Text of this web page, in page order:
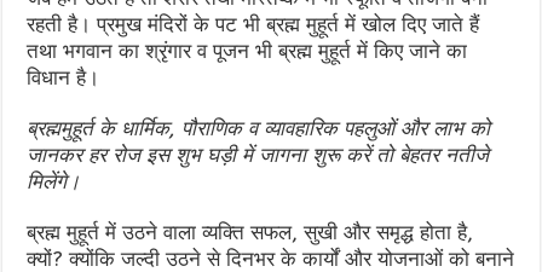
रहती है। प्रमुख मंदिरों के पट भी ब्रह्म मुहूर्त में खोल दिए जाते हैं
तथा भगवान का श्रृंगार व पूजन भी ब्रह्म मुहूर्त में किए जाने का
विधान है।
ब्रह्ममुहूर्त के धार्मिक, पौराणिक व व्यावहारिक पहलुओं और लाभ को
जानकर हर रोज इस शुभ घड़ी में जागना शुरू करें तो बेहतर नतीजे
मिलेंगे।
ब्रह्म मुहूर्त में उठने वाला व्यक्ति सफल, सुखी और समृद्ध होता है,
क्यों? क्योंकि जल्दी उठने से दिनभर के कार्यों और योजनाओं को बनाने